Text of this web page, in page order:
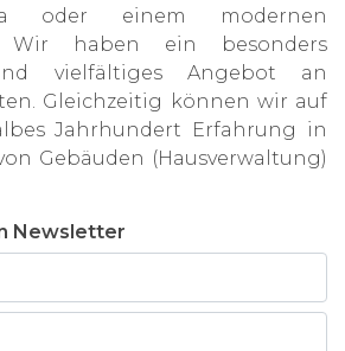
oder einem modernen
Wir haben ein besonders
vielfältiges Angebot an
Gleichzeitig können wir auf
Jahrhundert Erfahrung in
Gebäuden (Hausverwaltung)
Newsletter